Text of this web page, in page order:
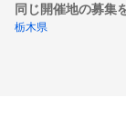
同じ開催地の募集
栃木県